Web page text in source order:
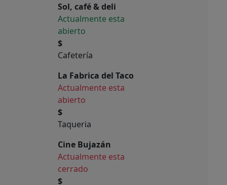
Sol, café & deli
Actualmente esta
abierto
$
Cafetería
La Fabrica del Taco
Actualmente esta
abierto
$
Taqueria
Cine Bujazán
Actualmente esta
cerrado
$